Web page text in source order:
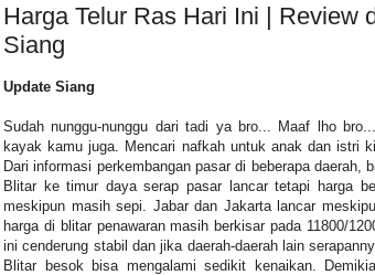
Harga Telur Ras Hari Ini | Review
Siang
Update Siang
Sudah nunggu-nunggu dari tadi ya bro... Maaf lho
kayak kamu juga. Mencari nafkah untuk anak dan istri
Dari informasi perkembangan pasar di beberapa daerah,
Blitar ke timur daya serap pasar lancar tetapi harga
meskipun masih sepi. Jabar dan Jakarta lancar
harga di blitar penawaran masih berkisar pada 11800/
ini cenderung stabil dan jika daerah-daerah lain
Blitar besok bisa mengalami sedikit kenaikan.